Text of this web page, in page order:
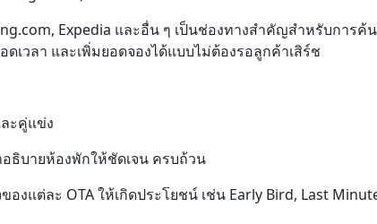
Expedia และอื่น ๆ เป็นช่องทางสำคัญสำหรับการ
เวลา และเพิ่มยอดจองได้แบบไม่ต้องรอลูกค้าเสิร์ช
ะคู่แข่ง
ธิบายห้องพักให้ชัดเจน ครบถ้วน
งแต่ละ OTA ให้เกิดประโยชน์ เช่น Early Bird, Last